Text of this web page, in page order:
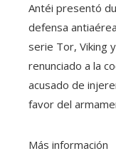
Antéi presentó
defensa
serie Tor, Viking
renunciado a la
acusado de
favor del
Más información